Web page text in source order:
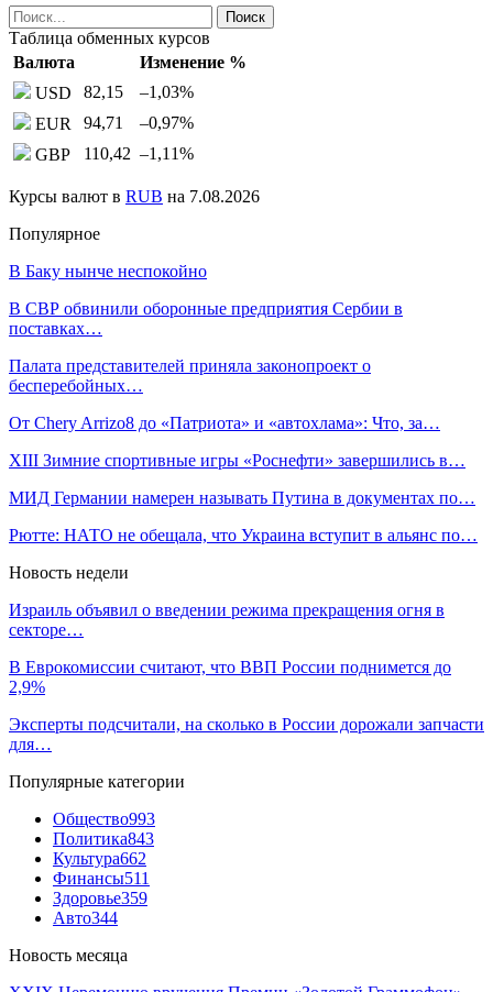
Таблица обменных курсов
Валюта
Изменение %
USD
82,15 –1,03%
EUR
94,71 –0,97%
GBP
110,42 –1,11%
Курсы валют в RUB на 7.08.2026
Популярное
В Баку нынче неспокойно
В СВР обвинили оборонные предприятия Сербии в
поставках…
Палата представителей приняла законопроект о
бесперебойных…
От Chery Arrizo8 до «Патриота» и «автохлама»: Что, за…
XIII Зимние спортивные игры «Роснефти» завершились в…
МИД Германии намерен называть Путина в документах по…
Рютте: НАТО не обещала, что Украина вступит в альянс по…
Новость недели
Израиль объявил о введении режима прекращения огня в
секторе…
В Еврокомиссии считают, что ВВП России поднимется до
2,9%
Эксперты подсчитали, на сколько в России дорожали запчасти
для…
Популярные категории
Общество993
Политика843
Культура662
Финансы511
Здоровье359
Авто344
Новость месяца